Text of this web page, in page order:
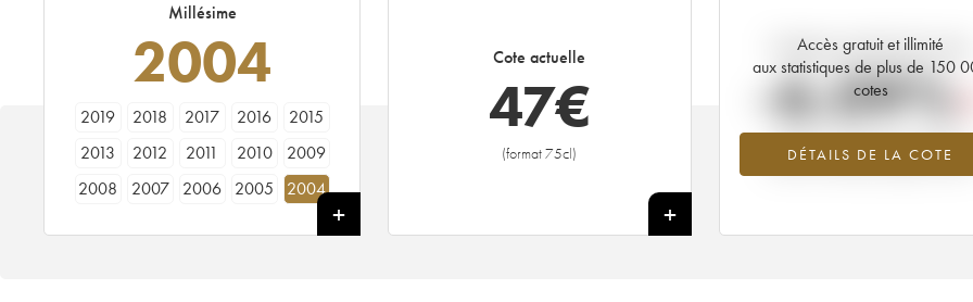
Millésime
2004
2019 2018 2017 2016
2015
2013
2012 2011 2010
2009
2008
2007 2006 2005
2004
Cote actuelle
47€
(format 75cl)
+
Accès gratuit et illimité
aux statistiques de plus de 150
cotes
DÉTAILS DE LA COTE
Tendance actuelle de la cote
-6.09%
Tendance à la baisse du millésime
2004 en 2026 par rapport à 2025